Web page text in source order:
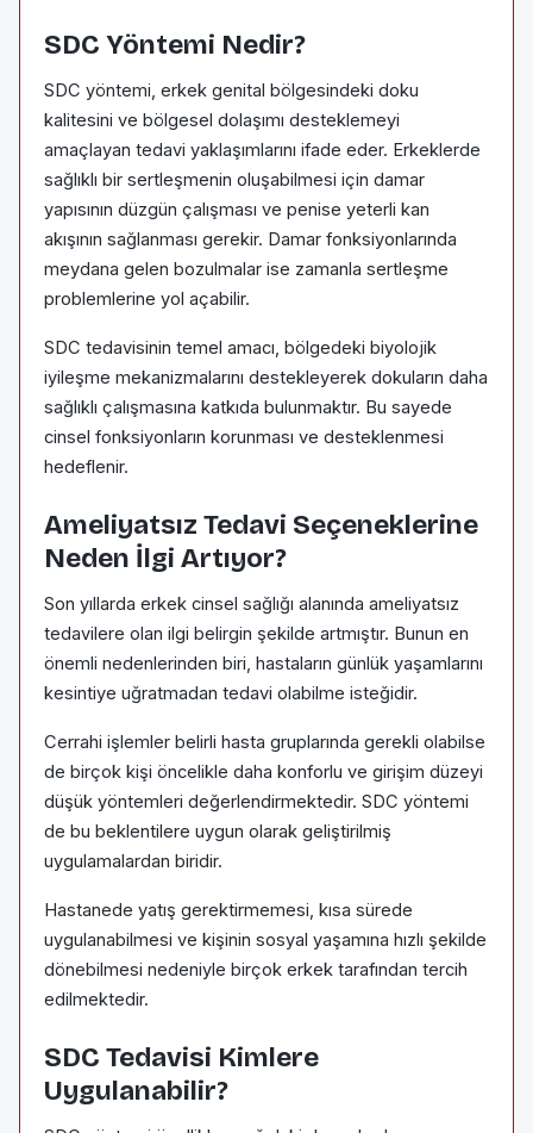
SDC Yöntemi Nedir?
SDC yöntemi, erkek genital bölgesindeki doku
kalitesini ve bölgesel dolaşımı desteklemeyi
amaçlayan tedavi yaklaşımlarını ifade eder. Erkeklerde
sağlıklı bir sertleşmenin oluşabilmesi için damar
yapısının düzgün çalışması ve penise yeterli kan
akışının sağlanması gerekir. Damar fonksiyonlarında
meydana gelen bozulmalar ise zamanla sertleşme
problemlerine yol açabilir.
SDC tedavisinin temel amacı, bölgedeki biyolojik
iyileşme mekanizmalarını destekleyerek dokuların daha
sağlıklı çalışmasına katkıda bulunmaktır. Bu sayede
cinsel fonksiyonların korunması ve desteklenmesi
hedeflenir.
Ameliyatsız Tedavi Seçeneklerine
Neden İlgi Artıyor?
Son yıllarda erkek cinsel sağlığı alanında ameliyatsız
tedavilere olan ilgi belirgin şekilde artmıştır. Bunun en
önemli nedenlerinden biri, hastaların günlük yaşamlarını
kesintiye uğratmadan tedavi olabilme isteğidir.
Cerrahi işlemler belirli hasta gruplarında gerekli olabilse
de birçok kişi öncelikle daha konforlu ve girişim düzeyi
düşük yöntemleri değerlendirmektedir. SDC yöntemi
de bu beklentilere uygun olarak geliştirilmiş
uygulamalardan biridir.
Hastanede yatış gerektirmemesi, kısa sürede
uygulanabilmesi ve kişinin sosyal yaşamına hızlı şekilde
dönebilmesi nedeniyle birçok erkek tarafından tercih
edilmektedir.
SDC Tedavisi Kimlere
Uygulanabilir?